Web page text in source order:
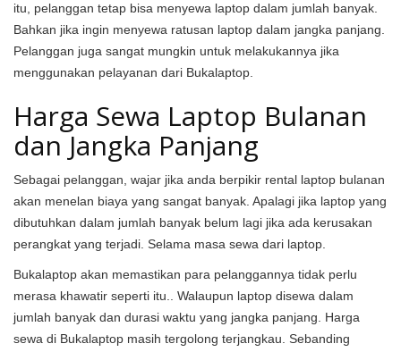
itu, pelanggan tetap bisa menyewa laptop dalam jumlah banyak.
Bahkan jika ingin menyewa ratusan laptop dalam jangka panjang.
Pelanggan juga sangat mungkin untuk melakukannya jika
menggunakan pelayanan dari Bukalaptop.
Harga Sewa Laptop Bulanan
dan Jangka Panjang
Sebagai pelanggan, wajar jika anda berpikir rental laptop bulanan
akan menelan biaya yang sangat banyak. Apalagi jika laptop yang
dibutuhkan dalam jumlah banyak belum lagi jika ada kerusakan
perangkat yang terjadi. Selama masa sewa dari laptop.
Bukalaptop akan memastikan para pelanggannya tidak perlu
merasa khawatir seperti itu.. Walaupun laptop disewa dalam
jumlah banyak dan durasi waktu yang jangka panjang. Harga
sewa di Bukalaptop masih tergolong terjangkau. Sebanding